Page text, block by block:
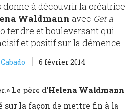
donne à découvrir la créatrice
Waldmann avec Get a
tendre et bouleversant qui
et positif sur la démence.
6 février 2014
Le père d’Helena Waldmann
sur la façon de mettre fin à la